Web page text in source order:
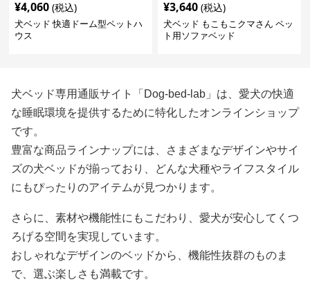
¥4,060 (税込)
犬ベッド 快適ドーム型ペットハ
ウス
¥3,640 (税込)
犬ベッド もこもこクマさん ペッ
ト用ソファベッド
犬ベッド専用通販サイト「Dog-bed-lab」は、愛犬の快適
な睡眠環境を提供するために特化したオンラインショップ
です。
豊富な商品ラインナップには、さまざまなデザインやサイ
ズの犬ベッドが揃っており、どんな犬種やライフスタイル
にもぴったりのアイテムが見つかります。
さらに、素材や機能性にもこだわり、愛犬が安心してくつ
ろげる空間を実現しています。
おしゃれなデザインのベッドから、機能性抜群のものま
で、選ぶ楽しさも満載です。